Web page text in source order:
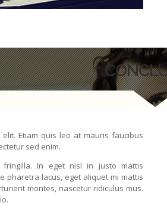
Etiam quis leo at mauris faucibus
sed enim.
fringilla. In eget nisl in justo mattis
pharetra lacus, eget aliquet mi mattis
montes, nascetur ridiculus mus.